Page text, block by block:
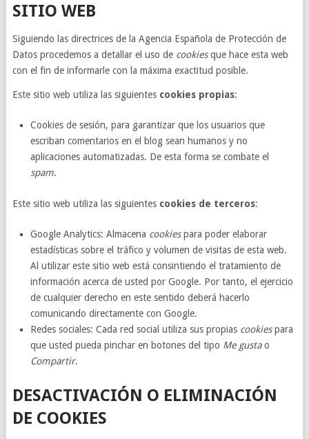
SITIO WEB
Siguiendo las directrices de la Agencia Española de Protección de
Datos procedemos a detallar el uso de cookiesque hace esta web
con el fin de informarle con la máxima exactitud posible.
Este sitio web utiliza las siguientes cookies propias:
Cookies de sesión, para garantizar que los usuarios que
escriban comentarios en el blog sean humanos y no
aplicaciones automatizadas. De esta forma se combate el
spam.
Este sitio web utiliza las siguientes cookies de terceros:
Google Analytics: Almacena cookiespara poder elaborar
estadísticas sobre el tráfico y volumen de visitas de esta web.
Al utilizar este sitio web está consintiendo el tratamiento de
información acerca de usted por Google. Por tanto, el ejercicio
de cualquier derecho en este sentido deberá hacerlo
comunicando directamente con Google.
Redes sociales: Cada red social utiliza sus propias cookiespara
que usted pueda pinchar en botones del tipo Me gustao
Compartir.
DESACTIVACIÓN O ELIMINACIÓN
DE COOKIES